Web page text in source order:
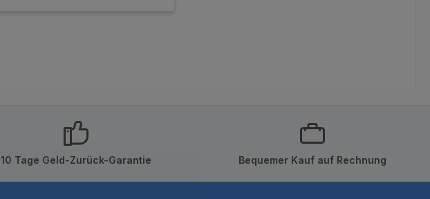
10 Tage Geld-Zurück-Garantie Bequemer Kauf auf Rechnung